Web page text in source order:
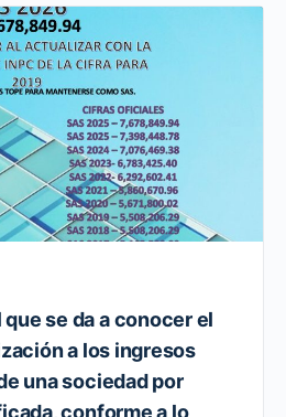
que se da a conocer el
a los ingresos
una sociedad por
conforme a lo